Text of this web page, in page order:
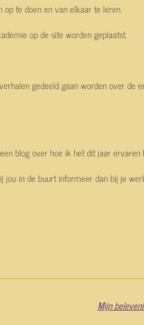
te doen en van elkaar te leren.
op de site worden geplaatst.
gedeeld gaan worden over de
blog over hoe ik het dit jaar ervaren
in de buurt informeer dan bij je
Mijn